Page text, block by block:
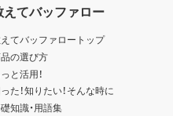
えてバッファロー
てバッファロートップ
の選び方
と活用！
た！知りたい！そんな時に
知識・用語集